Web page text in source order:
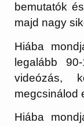
bemutatók
majd nagy
Hiába
legalább
videózás,
megcsinálod
Hiába